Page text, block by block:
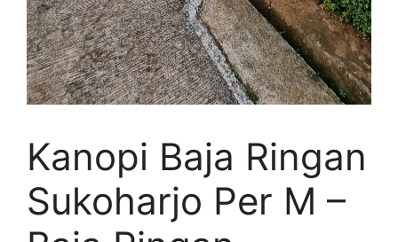
Kanopi Baja Ringan
Sukoharjo Per M –